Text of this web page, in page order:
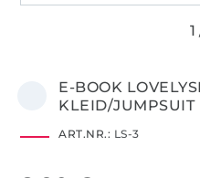
E-BOOK
KLEID/JUMPSUIT
ART.NR.: LS-3